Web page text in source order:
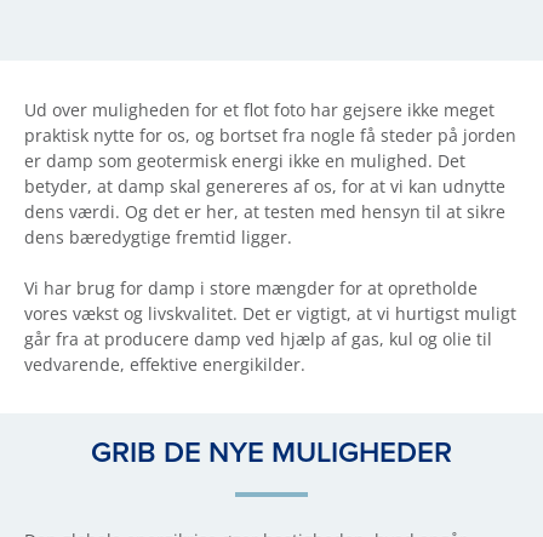
Ud over muligheden for et flot foto har gejsere ikke meget
praktisk nytte for os, og bortset fra nogle få steder på jorden
er damp som geotermisk energi ikke en mulighed. Det
betyder, at damp skal genereres af os, for at vi kan udnytte
dens værdi. Og det er her, at testen med hensyn til at sikre
dens bæredygtige fremtid ligger.
Vi har brug for damp i store mængder for at opretholde
vores vækst og livskvalitet. Det er vigtigt, at vi hurtigst muligt
går fra at producere damp ved hjælp af gas, kul og olie til
vedvarende, effektive energikilder.
GRIB DE NYE MULIGHEDER